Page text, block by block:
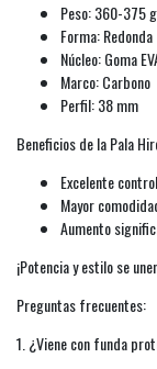
Peso: 360-375
Forma: Redonda
Núcleo: Goma
Marco: Carbono
Perfil: 38 mm
Beneficios de la Pala
Excelente
Mayor
Aumento
¡Potencia y estilo se
Preguntas frecuentes:
1. ¿Viene con funda